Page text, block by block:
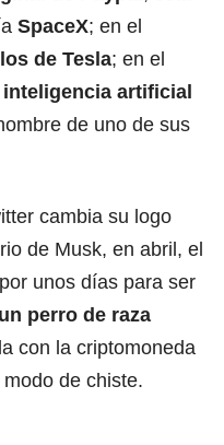
SpaceX; en el
de Tesla; en el
artificial
de uno de sus
cambia su logo
de Musk, en abril, el
unos días para ser
perro de raza
con la criptomoneda
de chiste.